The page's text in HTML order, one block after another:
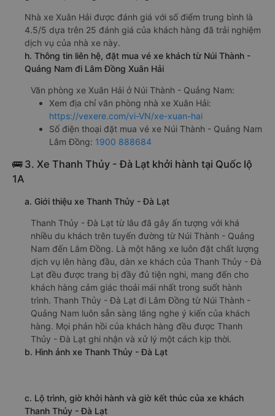
limousine 700000đ/vé
g. Review, đánh giá chất lượng xe Xuân Hải
Nhà xe Xuân Hải được đánh giá với số điểm trung bình là
4.5/5 dựa trên 25 đánh giá của khách hàng đã trải nghiệm
dịch vụ của nhà xe này.
h. Thông tin liên hệ, đặt mua vé xe khách từ Núi Thành -
Quảng Nam đi Lâm Đồng Xuân Hải
Văn phòng xe Xuân Hải ở Núi Thành - Quảng Nam:
Xem địa chỉ văn phòng nhà xe Xuân Hải:
https://vexere.com/vi-VN/xe-xuan-hai
Số điện thoại đặt mua vé xe Núi Thành - Quảng Nam
🚌 3. Xe Thanh Thủy - Đà Lạt khởi hành tại Quốc lộ
a. Giới thiệu xe Thanh Thủy - Đà Lạt
Thanh Thủy - Đà Lạt từ lâu đã gây ấn tượng với khá
nhiều du khách trên tuyến đường từ Núi Thành - Quảng
Nam đến Lâm Đồng. Là một hãng xe luôn đặt chất lượng
dịch vụ lên hàng đầu, dàn xe khách của Thanh Thủy - Đà
Lạt đều được trang bị đầy đủ tiện nghi, mang đến cho
khách hàng cảm giác thoải mái nhất trong suốt hành
trình. Thanh Thủy - Đà Lạt đi Lâm Đồng từ Núi Thành -
Quảng Nam luôn sẵn sàng lắng nghe ý kiến của khách
b. Hình ảnh xe Thanh Thủy - Đà Lạt